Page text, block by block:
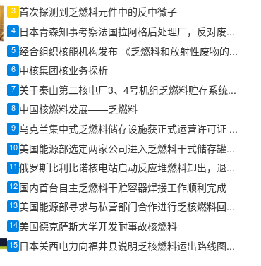
3 首次探测到乏燃料元件中的反中微子
4 日本青森知事考察法国拉阿格后处理厂，反对废物交换返还方案
5 经合组织核能机构发布 《乏燃料和放射性废物的国家库存和管理战略：最终方法论》
6 中核集团核业务探析
7 关于秦山第二核电厂3、4号机组乏燃料贮存系统第二阶段改造环境影响报告表的批复
8 中国核燃料发展——乏燃料
9 乌克兰集中式乏燃料储存设施获正式运营许可证 结束对俄乏燃料储存依赖
10 美国能源部选定两家公司进入乏燃料干式储存罐自动化监测技术最终遴选
11 俄罗斯比利比诺核电站启动反应堆燃料卸出，退役准备进入关键阶段
12 国内首台自主乏燃料干贮容器焊接工作顺利完成
13 美国能源部寻求与私营部门合作进行乏核燃料回收利用
14 美国德克萨斯大学开发耐事故核燃料
15 日本关西电力向福井县说明乏核燃料运出路线图进展